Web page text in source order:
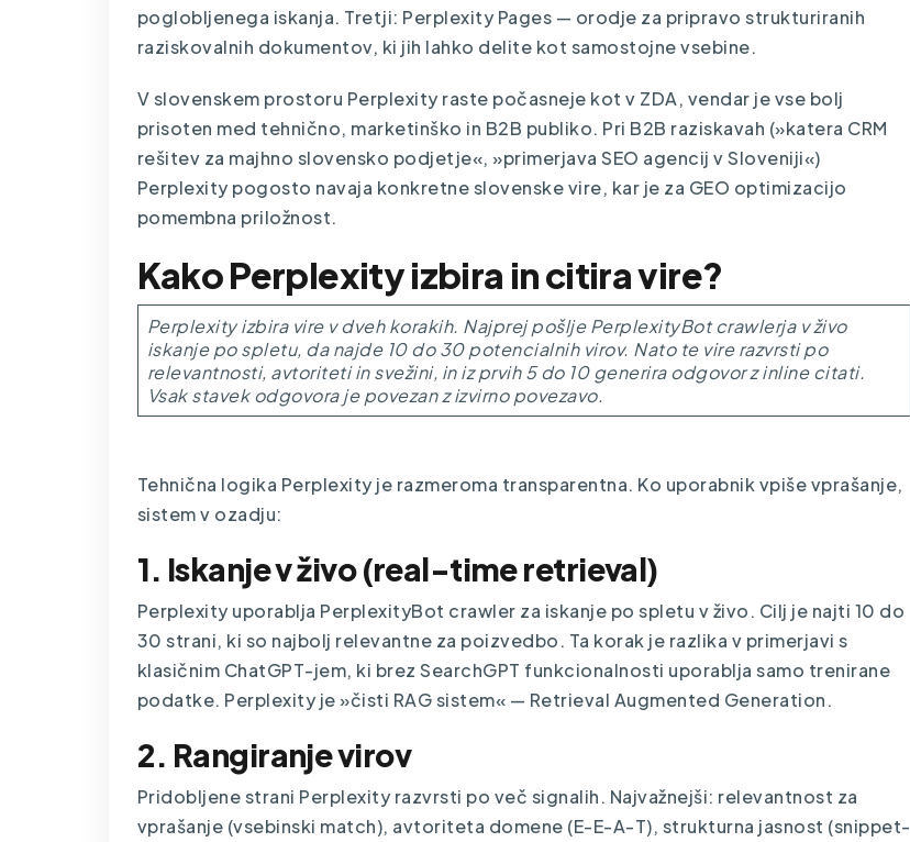
poglobljenega iskanja. Tretji: Perplexity Pages — orodje za pripravo strukturiranih
raziskovalnih dokumentov, ki jih lahko delite kot samostojne vsebine.
V slovenskem prostoru Perplexity raste počasneje kot v ZDA, vendar je vse bolj
prisoten med tehnično, marketinško in B2B publiko. Pri B2B raziskavah (»katera CRM
rešitev za majhno slovensko podjetje«, »primerjava SEO agencij v Sloveniji«)
Perplexity pogosto navaja konkretne slovenske vire, kar je za GEO optimizacijo
pomembna priložnost.
Kako Perplexity izbira in citira vire?
Perplexity izbira vire v dveh korakih. Najprej pošlje PerplexityBot crawlerja v živo
iskanje po spletu, da najde 10 do 30 potencialnih virov. Nato te vire razvrsti po
relevantnosti, avtoriteti in svežini, in iz prvih 5 do 10 generira odgovor z inline citati.
Vsak stavek odgovora je povezan z izvirno povezavo.
Tehnična logika Perplexity je razmeroma transparentna. Ko uporabnik vpiše vprašanje,
sistem v ozadju:
1. Iskanje v živo (real-time retrieval)
Perplexity uporablja PerplexityBot crawler za iskanje po spletu v živo. Cilj je najti 10 do
30 strani, ki so najbolj relevantne za poizvedbo. Ta korak je razlika v primerjavi s
klasičnim ChatGPT-jem, ki brez SearchGPT funkcionalnosti uporablja samo trenirane
podatke. Perplexity je »čisti RAG sistem« — Retrieval Augmented Generation.
2. Rangiranje virov
Pridobljene strani Perplexity razvrsti po več signalih. Najvažnejši: relevantnost za
vprašanje (vsebinski match), avtoriteta domene (E-E-A-T), strukturna jasnost (snippet-